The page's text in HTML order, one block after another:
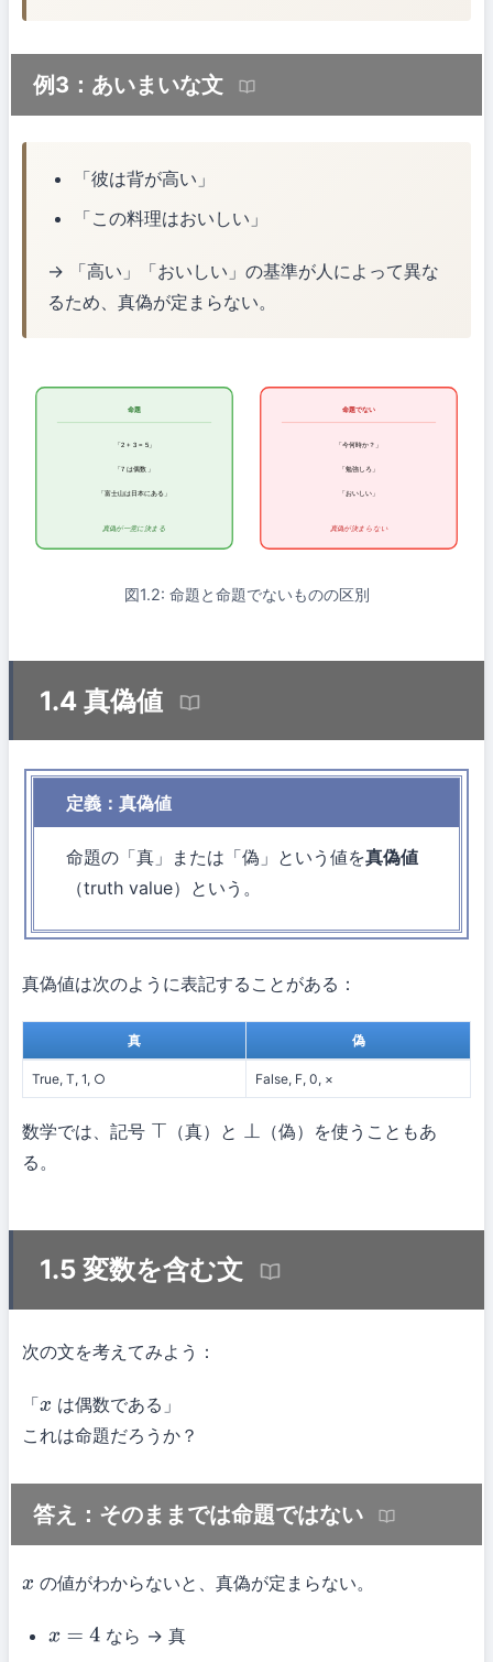
例3：あいまいな文
「彼は背が高い」
「この料理はおいしい」
→ 「高い」「おいしい」の基準が人によって異な
るため、真偽が定まらない。
命題
「2 + 3 = 5」
「7 は偶数」
「富士山は日本にある」
真偽が一意に決まる
命題でない
「今何時か？」
「勉強しろ」
「おいしい」
真偽が決まらない
図1.2: 命題と命題でないものの区別
1.4 真偽値
定義：真偽値
命題の「真」または「偽」という値を真偽値
（truth value）という。
真偽値は次のように表記することがある：
真 偽
True, T, 1, ○ False, F, 0, ×
数学では、記号 ⊤ （真）と ⊥
（偽）を使うこともあ
る。
1.5 変数を含む文
次の文を考えてみよう：
「x は偶数である」
これは命題だろうか？
答え：そのままでは命題ではない
x の値がわからないと、真偽が定まらない。
x=4 なら → 真